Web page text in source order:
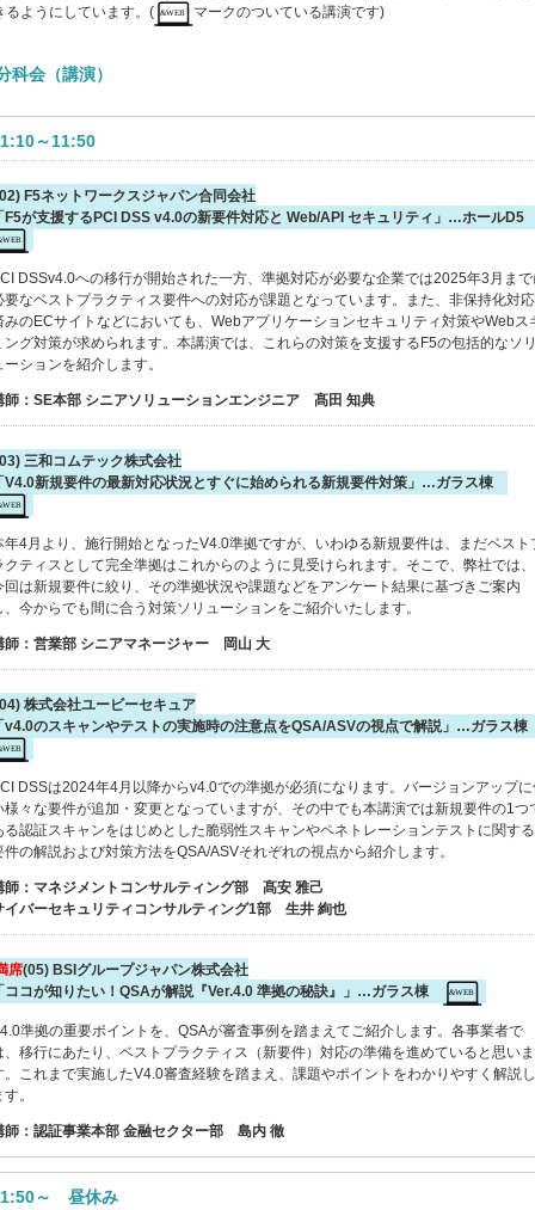
るようにしています。(
マークのついている講演です)
科会（講演）
～11:50
F5ネットワークスジャパン合同会社
F5が支援するPCI DSS v4.0の新要件対応と Web/API セキュリティ」…ホールD5
DSSv4.0への移行が開始された一方、準拠対応が必要な企業では2025年3月まで
要なベストプラクティス要件への対応が課題となっています。また、非保持化対応
みのECサイトなどにおいても、Webアプリケーションセキュリティ対策やWebス
ング対策が求められます。本講演では、これらの対策を支援するF5の包括的なソリ
ーションを紹介します。
師：SE本部 シニアソリューションエンジニア 髙田 知典
三和コムテック株式会社
V4.0新規要件の最新対応状況とすぐに始められる新規要件対策」…ガラス棟
年4月より、施行開始となったV4.0準拠ですが、いわゆる新規要件は、まだベスト
クティスとして完全準拠はこれからのように見受けられます。そこで、弊社では、
回は新規要件に絞り、その準拠状況や課題などをアンケート結果に基づきご案内
、今からでも間に合う対策ソリューションをご紹介いたします。
師：営業部 シニアマネージャー 岡山 大
株式会社ユービーセキュア
v4.0のスキャンやテストの実施時の注意点をQSA/ASVの視点で解説」…ガラス棟
DSSは2024年4月以降からv4.0での準拠が必須になります。バージョンアップ
様々な要件が追加・変更となっていますが、その中でも本講演では新規要件の1つ
る認証スキャンをはじめとした脆弱性スキャンやペネトレーションテストに関する
件の解説および対策方法をQSA/ASVそれぞれの視点から紹介します。
師：マネジメントコンサルティング部 髙安 雅己
イバーセキュリティコンサルティング1部 生井 絢也
席(05) BSIグループジャパン株式会社
ココが知りたい！QSAが解説『Ver.4.0 準拠の秘訣』」…ガラス棟
準拠の重要ポイントを、QSAが審査事例を踏まえてご紹介します。各事業者で
、移行にあたり、ベストプラクティス（新要件）対応の準備を進めていると思いま
。これまで実施したV4.0審査経験を踏まえ、課題やポイントをわかりやすく解説し
。
師：認証事業本部 金融セクター部 島内 徹
～ 昼休み